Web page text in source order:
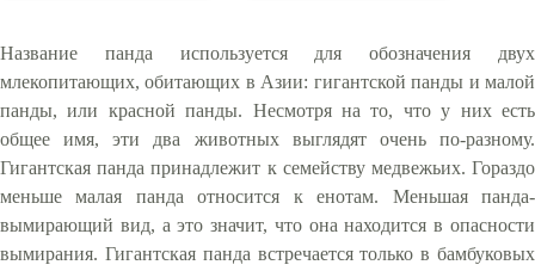
Название панда используется для обозначения двух
млекопитающих, обитающих в Азии: гигантской панды и малой
панды, или красной панды. Несмотря на то, что у них есть
общее имя, эти два животных выглядят очень по-разному.
Гигантская панда принадлежит к семейству медвежьих. Гораздо
меньше малая панда относится к енотам. Меньшая панда-
вымирающий вид, а это значит, что она находится в опасности
вымирания. Гигантская панда встречается только в бамбуковых